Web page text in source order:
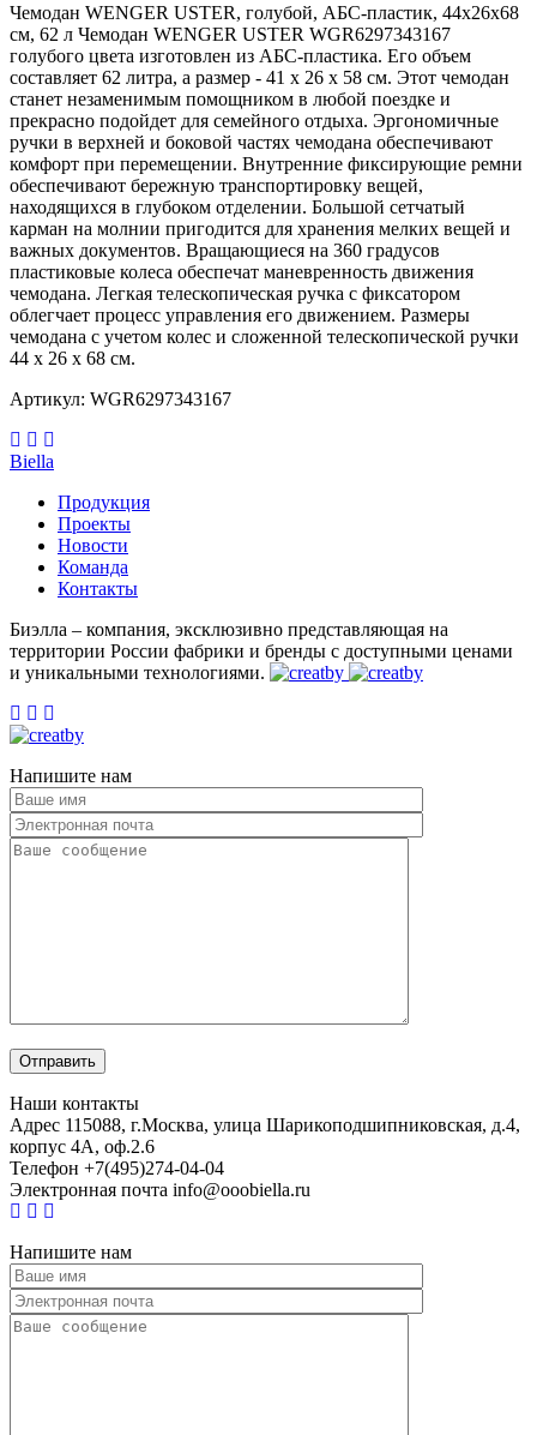
Чемодан WENGER USTER, голубой, АБС-пластик, 44x26x68
см, 62 л Чемодан WENGER USTER WGR6297343167
голубого цвета изготовлен из АБС-пластика. Его объем
составляет 62 литра, а размер - 41 x 26 x 58 см. Этот чемодан
станет незаменимым помощником в любой поездке и
прекрасно подойдет для семейного отдыха. Эргономичные
ручки в верхней и боковой частях чемодана обеспечивают
комфорт при перемещении. Внутренние фиксирующие ремни
обеспечивают бережную транспортировку вещей,
находящихся в глубоком отделении. Большой сетчатый
карман на молнии пригодится для хранения мелких вещей и
важных документов. Вращающиеся на 360 градусов
пластиковые колеса обеспечат маневренность движения
чемодана. Легкая телескопическая ручка с фиксатором
облегчает процесс управления его движением. Размеры
чемодана с учетом колес и сложенной телескопической ручки
44 х 26 х 68 см.
Артикул: WGR6297343167
Biella
Продукция
Проекты
Новости
Команда
Контакты
Биэлла – компания, эксклюзивно представляющая на
территории России фабрики и бренды c доступными ценами
и уникальными технологиями.
Напишите нам
Наши контакты
Адрес 115088, г.Москва, улица Шарикоподшипниковская, д.4,
корпус 4А, оф.2.6
Телефон +7(495)274-04-04
Электронная почта info@ooobiella.ru
Напишите нам